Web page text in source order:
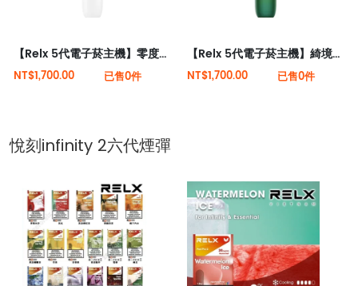
【Relx 5代電子菸主機】零度逐霜 大量現貨 悅刻5代幻影霧化器單桿 電量顯示
NT$1,700.00 已售0件
【Relx 5代電子菸主機】綺境碧光 大量現貨 悅刻5代幻影霧化器單桿 電量顯示
NT$1,700.00 已售0件
悅刻infinity 2六代煙彈